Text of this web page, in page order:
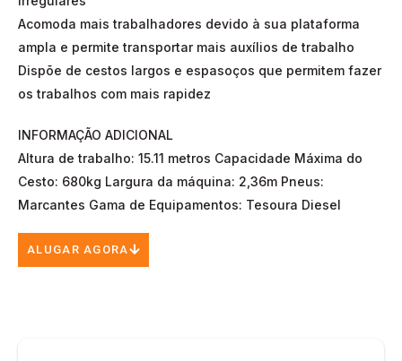
Acomoda mais trabalhadores devido à sua plataforma
ampla e permite transportar mais auxílios de trabalho
Dispõe de cestos largos e espasoços que permitem fazer
os trabalhos com mais rapidez
INFORMAÇÃO ADICIONAL
Altura de trabalho: 15.11 metros Capacidade Máxima do
Cesto: 680kg Largura da máquina: 2,36m Pneus:
Marcantes Gama de Equipamentos: Tesoura Diesel
ALUGAR AGORA